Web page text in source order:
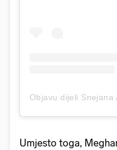
Umjesto toga,